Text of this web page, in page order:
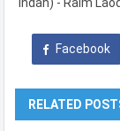
Facebook
RELATED